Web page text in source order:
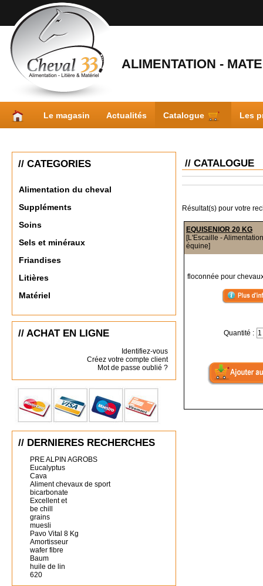
ALIMENTATION -
Le magasin Actualités Catalogue Les
// CATEGORIES
Alimentation du cheval
Suppléments
Soins
Sels et minéraux
Friandises
Litières
Matériel
// ACHAT EN LIGNE
Identifiez-vous
Créez votre compte client
Mot de passe oublié ?
// DERNIERES RECHERCHES
PRE ALPIN AGROBS
Eucalyptus
Cava
Aliment chevaux de sport
bicarbonate
Excellent et
be chill
grains
muesli
Pavo Vital 8 Kg
Amortisseur
wafer fibre
Baum
huile de lin
620
// CATALOGUE
Résultat(s) pour votre
EQUISENIOR 20 KG
[L'Escaille - Alimentation
équine]
floconnée pour
Quantité :